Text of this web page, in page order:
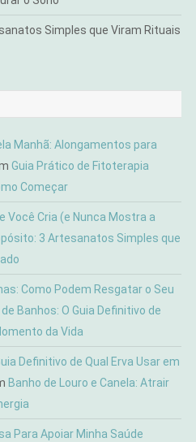
Simples que Viram Rituais
Manhã: Alongamentos para
Guia Prático de Fitoterapia
Começar
Você Cria (e Nunca Mostra a
3 Artesanatos Simples que
Como Podem Resgatar o Seu
Banhos: O Guia Definitivo de
da Vida
Definitivo de Qual Erva Usar em
Banho de Louro e Canela: Atrair
Para Apoiar Minha Saúde